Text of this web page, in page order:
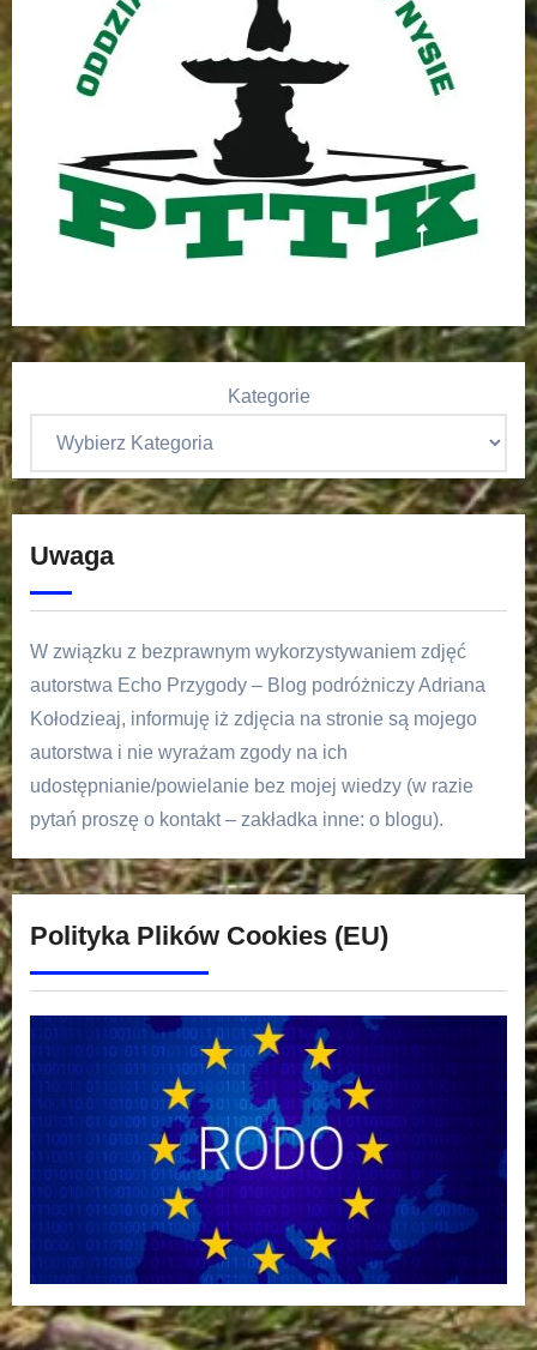
Kategorie
Uwaga
W związku z bezprawnym wykorzystywaniem zdjęć
autorstwa Echo Przygody – Blog podróżniczy Adriana
Kołodzieaj, informuję iż zdjęcia na stronie są mojego
autorstwa i nie wyrażam zgody na ich
udostępnianie/powielanie bez mojej wiedzy (w razie
pytań proszę o kontakt – zakładka inne: o blogu).
Polityka Plików Cookies (EU)